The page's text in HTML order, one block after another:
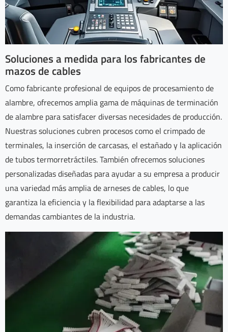
Soluciones a medida para los fabricantes de
mazos de cables
Como fabricante profesional de equipos de procesamiento de
alambre, ofrecemos amplia gama de máquinas de terminación
de alambre para satisfacer diversas necesidades de producción.
Nuestras soluciones cubren procesos como el crimpado de
terminales, la inserción de carcasas, el estañado y la aplicación
de tubos termorretráctiles. También ofrecemos soluciones
personalizadas diseñadas para ayudar a su empresa a producir
una variedad más amplia de arneses de cables, lo que
garantiza la eficiencia y la flexibilidad para adaptarse a las
demandas cambiantes de la industria.